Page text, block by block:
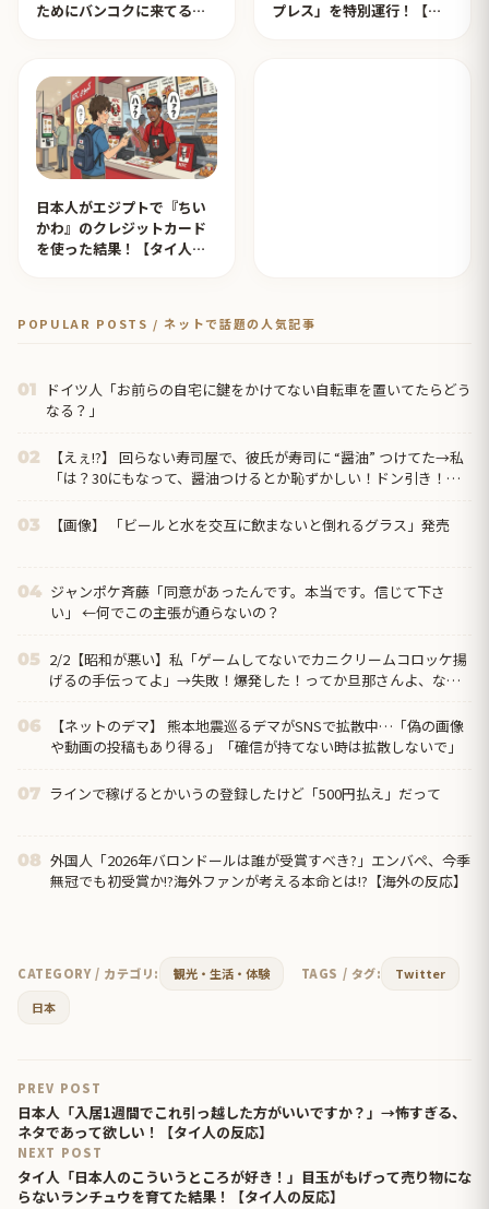
ためにバンコクに来てる日
プレス」を特別運行！【タ
日本人がエジプトで『ちい
かわ』のクレジットカード
を使った結果！【タイ人の
POPULAR POSTS / ネットで話題の人気記事
01
ドイツ人「お前らの自宅に鍵をかけてない自転車を置いてたらどう
なる？」
02
【えぇ!?】 回らない寿司屋で、彼氏が寿司に “醤油” つけてた→私
「は？30にもなって、醤油つけるとか恥ずかしい！ドン引き！低
03 【画像】 「ビールと水を交互に飲まないと倒れるグラス」発売
04 ジャンポケ斉藤「同意があったんです。本当です。信じて下さ
い」 ←何でこの主張が通らないの？
05 2/2【昭和が悪い】私「ゲームしてないでカニクリームコロッケ揚
げるの手伝ってよ」→失敗！爆発した！ってか旦那さんよ、なん
06
【ネットのデマ】 熊本地震巡るデマがSNSで拡散中…「偽の画像
や動画の投稿もあり得る」「確信が持てない時は拡散しないで」
07 ラインで稼げるとかいうの登録したけど「500円払え」だって
08 外国人「2026年バロンドールは誰が受賞すべき?」エンバペ、今季
無冠でも初受賞か!?海外ファンが考える本命とは!?【海外の反応】
CATEGORY / カテゴリ: 観光・生活・体験 TAGS / タグ:
Twitter
日本
PREV POST
日本人「入居1週間でこれ引っ越した方がいいですか？」→怖すぎる、
ネタであって欲しい！【タイ人の反応】
NEXT POST
タイ人「日本人のこういうところが好き！」目玉がもげって売り物にな
らないランチュウを育てた結果！【タイ人の反応】